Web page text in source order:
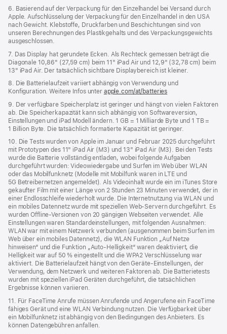
6. Basierend auf der Verpackung für den Einzelhandel bei Versand durch
Apple. Aufschlüsselung der Verpackung für den Einzelhandel in den USA
nach Gewicht. Klebstoffe, Druckfarben und Beschichtungen sind von
unseren Berechnungen des Plastikgehalts und des Verpackungs­gewichts
ausgeschlossen.
7. Das Display hat gerundete Ecken. Als Rechteck gemessen beträgt die
Diagonale 10,86" (27,59 cm) beim 11" iPad Air und 12,9" (32,78 cm) beim
13" iPad Air. Der tatsächlich sichtbare Displaybereich ist kleiner.
8. Die Batterielaufzeit variiert abhängig von Verwendung und
Konfiguration. Weitere Infos unter apple.com/at/batteries
9. Der verfügbare Speicherplatz ist geringer und hängt von vielen Faktoren
ab. Die Speicherkapazität kann sich abhängig von Softwareversion,
Einstellungen und iPad Modell ändern. 1 GB = 1 Milliarde Byte und 1 TB =
1 Billion Byte. Die tatsächlich formatierte Kapazität ist geringer.
10. Die Tests wurden von Apple im Januar und Februar 2025 durchgeführt
mit Prototypen des 11" iPad Air (M3) und 13" iPad Air (M3). Bei den Tests
wurde die Batterie vollständig entladen, wobei folgende Aufgaben
durchgeführt wurden: Videowiedergabe und Surfen im Web über WLAN
oder das Mobilfunknetz (Modelle mit Mobilfunk waren in LTE und
5G Betreibernetzen angemeldet). Als Videoinhalt wurde ein im iTunes Store
gekaufter Film mit einer Länge von 2 Stunden 23 Minuten verwendet, der in
einer Endlosschleife wiederholt wurde. Die Internetnutzung via WLAN und
ein mobiles Datennetz wurde mit speziellen Web-Servern durchgeführt. Es
wurden Offline-Versionen von 20 gängigen Webseiten verwendet. Alle
Einstellungen waren Standard­einstellungen, mit folgenden Ausnahmen:
WLAN war mit einem Netzwerk verbunden (ausgenommen beim Surfen im
Web über ein mobiles Datennetz), die WLAN Funktion „Auf Netze
hinweisen“ und die Funktion „Auto-Helligkeit“ waren deaktiviert, die
Helligkeit war auf 50 % eingestellt und die WPA2 Verschlüsselung war
aktiviert. Die Batterielaufzeit hängt von den Geräte-Einstellungen, der
Verwendung, dem Netzwerk und weiteren Faktoren ab. Die Batterietests
wurden mit speziellen iPad Geräten durchgeführt, die tatsächlichen
Ergebnisse können variieren.
11. Für FaceTime Anrufe müssen Anrufende und Angerufene ein FaceTime
fähiges Gerät und eine WLAN Verbindung nutzen. Die Verfügbarkeit über
ein Mobilfunknetz ist abhängig von den Bedingungen des Anbieters. Es
können Datengebühren anfallen.